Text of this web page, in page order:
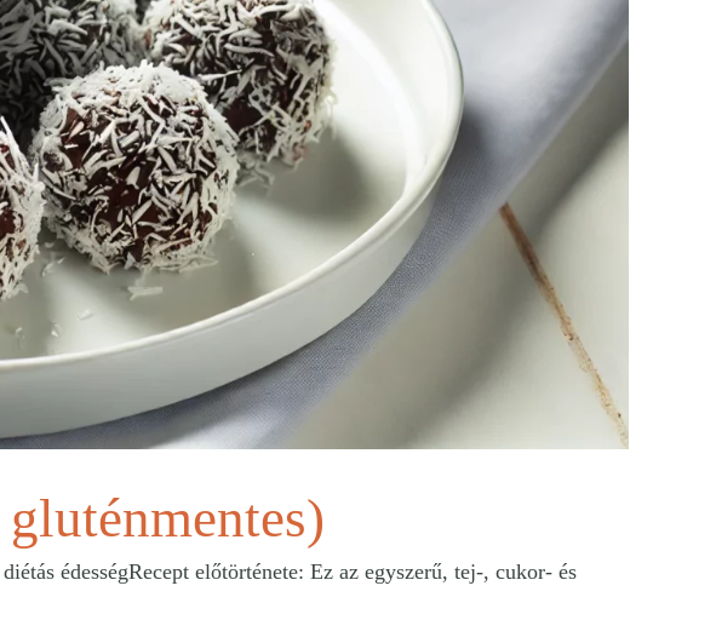
édességRecept előtörténete: Ez az egyszerű, tej-, cukor- és